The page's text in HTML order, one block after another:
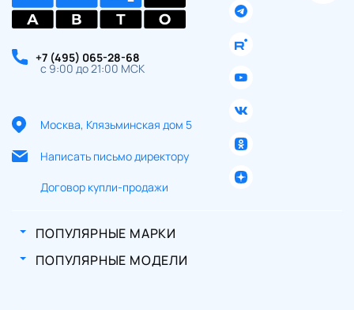
+7 (495) 065-28-68
с 9:00 до 21:00 МСК
Москва, Клязьминская дом 5
Написать письмо директору
Договор купли-продажи
ПОПУЛЯРНЫЕ МАРКИ
ПОПУЛЯРНЫЕ МОДЕЛИ